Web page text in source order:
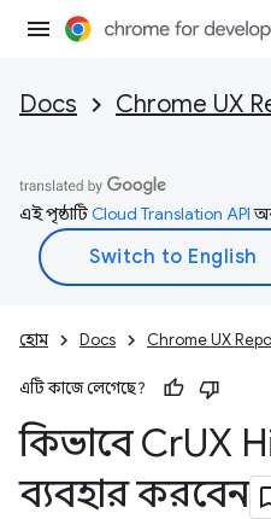
Docs Chrome UX
এই পৃষ্ঠাটিCloud Translation API
হোম Docs Chrome UX
এটি কাজে লেগেছে?
কিভাবে CrUX
ব্যবহার করবেন